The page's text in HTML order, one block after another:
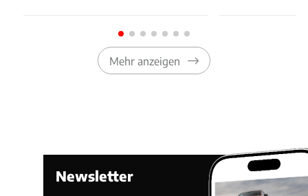
Mehr anzeigen
Newsletter